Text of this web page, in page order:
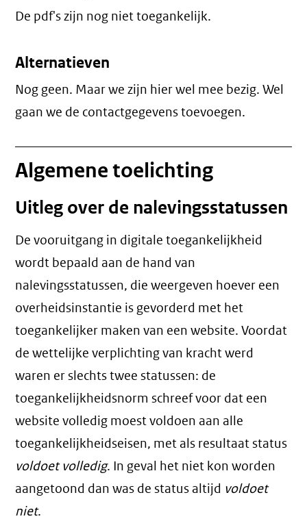
De pdf's zijn nog niet toegankelijk.
Alternatieven
Nog geen. Maar we zijn hier wel mee bezig. Wel
gaan we de contactgegevens toevoegen.
Algemene toelichting
Uitleg over de nalevingsstatussen
De vooruitgang in digitale toegankelijkheid
wordt bepaald aan de hand van
nalevingsstatussen, die weergeven hoever een
overheidsinstantie is gevorderd met het
toegankelijker maken van een website. Voordat
de wettelijke verplichting van kracht werd
waren er slechts twee statussen: de
toegankelijkheidsnorm schreef voor dat een
website volledig moest voldoen aan alle
toegankelijkheidseisen, met als resultaat status
voldoet volledig. In geval het niet kon worden
aangetoond dan was de status altijd voldoet
niet.